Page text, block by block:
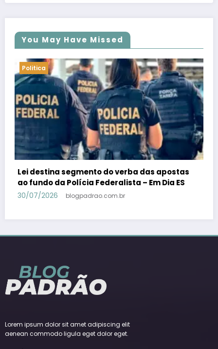
You May Have Missed
Politica
PSB confirma Geraldo Alckmin porquê
candidato a vice-presidente na fórmula com
Lula – Em Dia ES
Lorem ipsum dolor sit amet adipiscing elit